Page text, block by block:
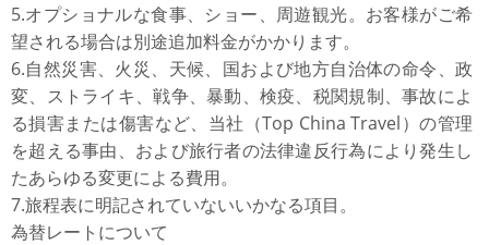
5.オプショナルな食事、ショー、周遊観光。お客様がご希
望される場合は別途追加料金がかかります。
6.自然災害、火災、天候、国および地方自治体の命令、政
変、ストライキ、戦争、暴動、検疫、税関規制、事故によ
る損害または傷害など、当社（Top China Travel）の管理
を超える事由、および旅行者の法律違反行為により発生し
たあらゆる変更による費用。
7.旅程表に明記されていないいかなる項目。
為替レートについて